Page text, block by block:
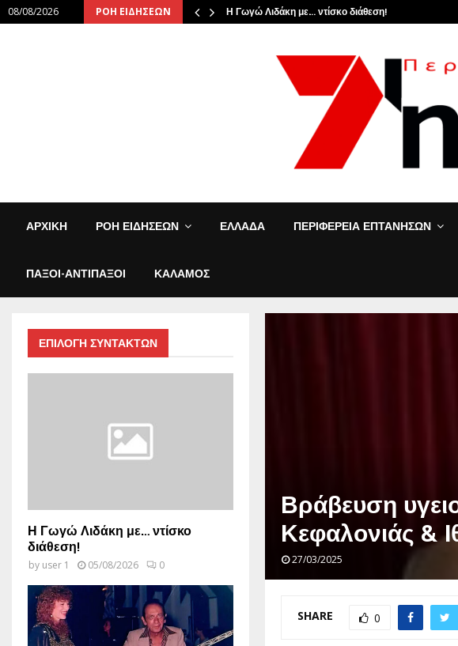
08/08/2026 ΡΟΗ ΕΙΔΗΣΕΩΝ
την… Η Γωγώ Λιδάκη με… ντίσκο διάθεση!
ΑΡΧΙΚΗ ΡΟΗ ΕΙΔΗΣΕΩΝ ΕΛΛΑΔΑ ΠΕΡΙΦΕΡΕΙΑ ΕΠΤΑΝΗΣΩΝ
ΠΑΞΟΙ-ΑΝΤΙΠΑΞΟΙ ΚΑΛΑΜΟΣ
Βράβευση
Κεφαλονιάς &
27/03/2025
SHARE 0
ΕΠΙΛΟΓΗ ΣΥΝΤΑΚΤΩΝ
Η Γωγώ Λιδάκη με… ντίσκο
διάθεση!
by user 1 05/08/2026 0